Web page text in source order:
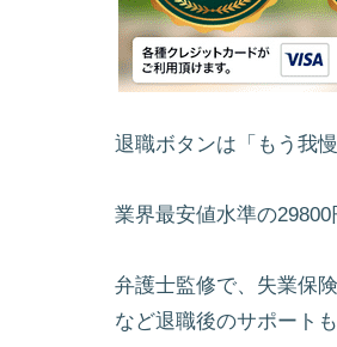
退職ボタンは「もう我
業界最安値水準の
弁護士監修で、失業保
など退職後のサポート